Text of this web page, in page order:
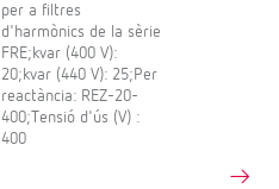
per a filtres
d'harmònics de la sèrie
FRE;kvar (400 V):
20;kvar (440 V): 25;Per
reactància: REZ-20-
400;Tensió d'ús (V) :
400